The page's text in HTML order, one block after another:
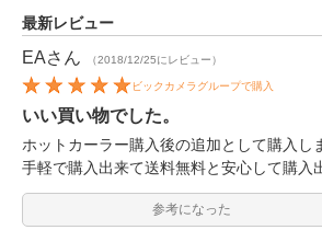
最新レビュー
EAさん （2018/12/25にレビュー）
ビックカメラグループで購入
いい買い物でした。
ホットカーラー購入後の追加として購入し
手軽で購入出来て送料無料と安心して購入
参考になった